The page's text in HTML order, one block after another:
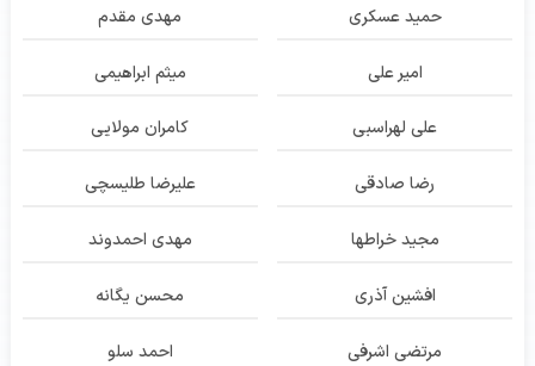
حمید عسکری مهدی مقدم
امیر علی میثم ابراهیمی
علی لهراسبی کامران مولایی
رضا صادقی علیرضا طلیسچی
مجید خراطها مهدی احمدوند
افشین آذری محسن یگانه
مرتضی اشرفی احمد سلو